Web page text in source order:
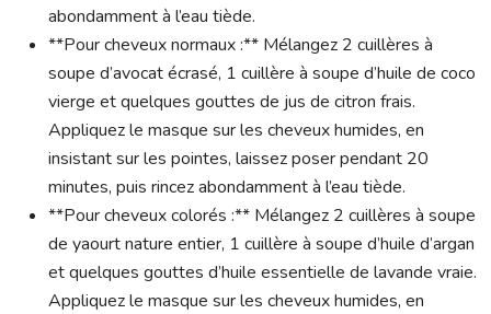
abondamment à l’eau tiède.
**Pour cheveux normaux :** Mélangez 2 cuillères à
soupe d’avocat écrasé, 1 cuillère à soupe d’huile de coco
vierge et quelques gouttes de jus de citron frais.
Appliquez le masque sur les cheveux humides, en
insistant sur les pointes, laissez poser pendant 20
minutes, puis rincez abondamment à l’eau tiède.
**Pour cheveux colorés :** Mélangez 2 cuillères à soupe
de yaourt nature entier, 1 cuillère à soupe d’huile d’argan
et quelques gouttes d’huile essentielle de lavande vraie.
Appliquez le masque sur les cheveux humides, en